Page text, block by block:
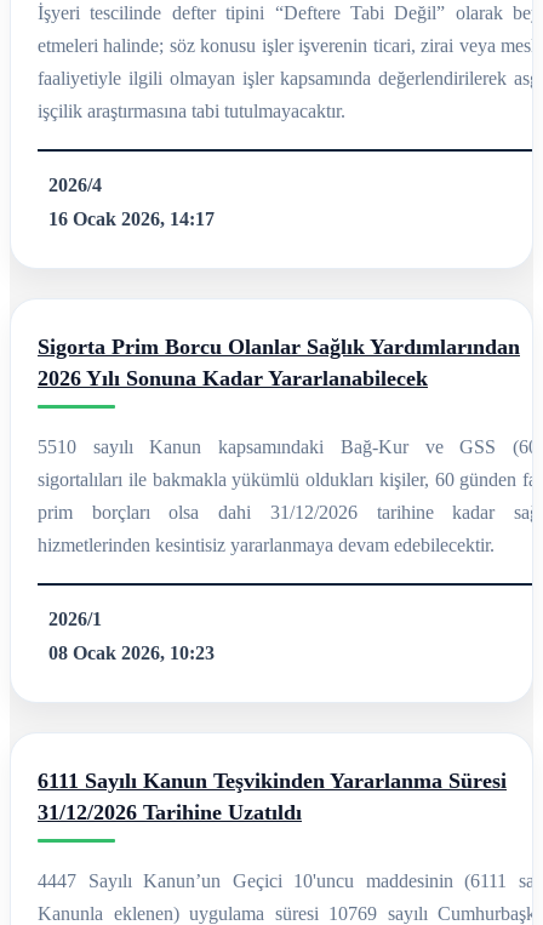
İşyeri tescilinde defter tipini “Deftere Tabi Değil” olarak
etmeleri halinde; söz konusu işler işverenin ticari, zirai veya
faaliyetiyle ilgili olmayan işler kapsamında değerlendirilerek
işçilik araştırmasına tabi tutulmayacaktır.
2026/4
16 Ocak 2026, 14:17
Sigorta Prim Borcu Olanlar Sağlık Yardımlarından
2026 Yılı Sonuna Kadar Yararlanabilecek
5510 sayılı Kanun kapsamındaki Bağ-Kur ve GSS
sigortalıları ile bakmakla yükümlü oldukları kişiler, 60 günden
prim borçları olsa dahi 31/12/2026 tarihine kadar
hizmetlerinden kesintisiz yararlanmaya devam edebilecektir.
2026/1
08 Ocak 2026, 10:23
6111 Sayılı Kanun Teşvikinden Yararlanma Süresi
31/12/2026 Tarihine Uzatıldı
4447 Sayılı Kanun’un Geçici 10'uncu maddesinin (6111
Kanunla eklenen) uygulama süresi 10769 sayılı